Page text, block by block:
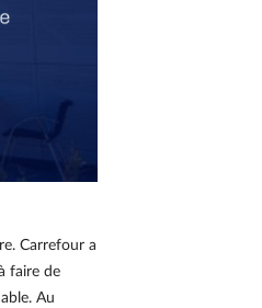
Carrefour a
faire de
Au